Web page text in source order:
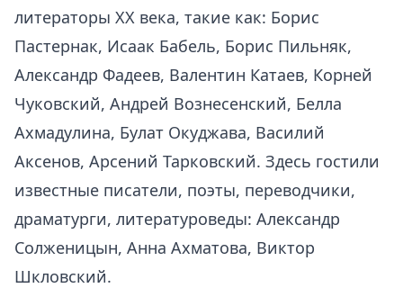
литераторы ХХ века, такие как: Борис
Пастернак, Исаак Бабель, Борис Пильняк,
Александр Фадеев, Валентин Катаев, Корней
Чуковский, Андрей Вознесенский, Белла
Ахмадулина, Булат Окуджава, Василий
Аксенов, Арсений Тарковский. Здесь гостили
известные писатели, поэты, переводчики,
драматурги, литературоведы: Александр
Солженицын, Анна Ахматова, Виктор
Шкловский.